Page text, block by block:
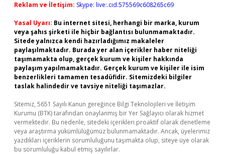
Reklam ve İletişim: Skype: live:.cid.575569c608265c69
Yasal Uyarı: Bu internet sitesi, herhangi bir marka, kurum
veya şahıs şirketi ile hiçbir bağlantısı bulunmamaktadır.
Sitede yalnızca kendi hazırladığımız makaleler
paylaşılmaktadır. Burada yer alan içerikler haber niteliği
taşımamakta olup, gerçek kurum ve kişiler hakkında
paylaşım yapılmamaktadır. Gerçek kurum ve kişiler ile isim
benzerlikleri tamamen tesadüfidir. Sitemizdeki bilgiler
taslak halindedir ve tavsiye niteliği taşımazlar.
Sitemiz, 5651 Sayılı Kanun gereğince Bilgi Teknolojileri ve İletişim
Kurumu (BTK) tarafından onaylanmış bir Yer Sağlayıcı olarak hizmet
vermektedir. Bu nedenle, sitedeki içerikleri proaktif olarak denetleme
veya araştırma yükümlülüğümüz bulunmamaktadır. Ancak, üyelerimiz
yazdıkları içeriklerin sorumluluğunu taşımakta olup, siteye üye olarak
bu sorumluluğu kabul etmiş sayılırlar.